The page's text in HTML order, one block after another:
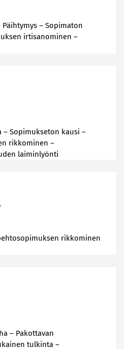
– Sopimaton
irtisanominen –
– Sopimukseton kausi –
rikkominen –
laiminlyönti
rikkominen
– Pakottavan
tulkinta –